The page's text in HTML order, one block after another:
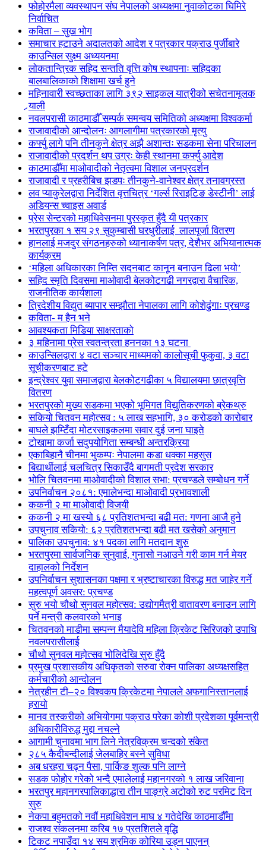
फोहोरमैला व्यवस्थापन संघ नेपालको अध्यक्षमा नुवाकोटका घिमिरे
निर्वाचित
कविता – सुख भोग
समाचार हटाउने अदालतको आदेश र पत्रकार पक्राउ पुर्जीबारे
काउन्सिल सुक्ष्म अध्ययनमा
लोकतान्त्रिक सहिद सन्तति वृत्ति कोष स्थापनाः सहिदका
बालबालिकाको शिक्षामा खर्च हुने
महिनावारी स्वच्छताका लागि ३९२ साइकल यात्रीको सचेतनामूलक
र्‍याली
नवलपरासी काठमाडौँ सम्पर्क समन्वय समितिको अध्यक्षमा विश्वकर्मा
राजावादीको आन्दोलनः आगलागीमा पत्रकारको मृत्यु
कर्फ्यु लागे पनि तीनकुने क्षेत्र अझै अशान्तः सडकमा सेना परिचालन
राजावादीको प्रदर्शन थप उग्रः केही स्थानमा कर्फ्यु आदेश
काठमाडौँमा माओवादीको नेतृत्वमा विशाल जनप्रदर्शन
राजावादी र प्रहरीबिच झडपः तीनकुने-वानेश्वर क्षेत्र तनावग्रस्त
लव प्याकुरेलद्वारा निर्देशित वृत्तचित्र ‘गर्ल्स रिराइटिङ डेस्टीनी’ लाई
अडियन्स च्वाइस अवार्ड
प्रेस सेन्टरको महाधिवेसनमा पुरस्कृत हुँदै यी पत्रकार
भरतपुरका १ सय २९ सुकुम्बासी घरधुरीलाई लालपूर्जा वितरण
हानलाई मजदुर संगठनहरुको ध्यानाकर्षण पत्र, देशैभर अभियानात्मक
कार्यक्रम
‘महिला अधिकारका निम्ति सदनबाट कानून बनाउन ढिला भयो’
सहिद स्मृति दिवसमा माओवादी बेलकोटगढी नगरद्वारा वैचारिक,
राजनीतिक कार्यशाला
त्रिदेशीय विद्युत ब्यापार सम्झौता नेपालका लागि कोशेढुंगाः प्रचण्ड
कविता- म हैन भने
आवश्यकता मिडिया साक्षरताको
३ महिनामा प्रेस स्वतन्त्रता हननका १३ घटना
काउन्सिलद्वारा ४ वटा सञ्चार माध्यमको कालोसूची फुकुवा, ३ वटा
सूचीकरणबाट हटे
इन्द्रेश्वर युवा समाजद्वारा बेलकोटगढीका ५ विद्यालयमा छात्रवृत्ति
वितरण
भरतपुरको मुख्य सडकमा भएको भूमिगत विद्युतिकरणको ब्रेकथ्रु
सकियो चितवन महोत्सव : ५ लाख सहभागि, ३० करोडको कारोबार
बाघले झम्टिँदा मोटरसाइकलमा सवार दुई जना घाइते
टोखामा कर्जा सदुपयोगिता सम्बन्धी अन्तरक्रिया
एकाबिहानै चीनमा भुकम्पः नेपालमा कडा धक्का महसुस
बिद्यार्थीलाई चलचित्र सिकाउँदै बागमती प्रदेश सरकार
भोलि चितवनमा माओवादीको विशाल सभा: प्रचण्डले सम्बोधन गर्ने
उपनिर्वाचन २०८१: एमालेभन्दा माओवादी प्रभावशाली
ककनी २ मा माओवादी विजयी
ककनी २ मा खस्यो ६८ प्रतिशतभन्दा बढी मत: गणना आजै हुने
उपचुनाव सकियो: ६२ प्रतिशतभन्दा बढी मत खसेको अनुमान
पालिका उपचुनाव: ४१ पदका लागि मतदान शुरु
भरतपुुरमा सार्वजनिक सुनुवाई, गुनासो नआउने गरी काम गर्न मेयर
दाहालको निर्देशन
उपनिर्वाचन सुशासनका पक्षमा र भ्रष्टाचारका विरुद्ध मत जाहेर गर्ने
महत्वपूर्ण अवसर: प्रचण्ड
सुरु भयो चौथो सुनवल महोत्सव: उद्योगमैत्री वातावरण बनाउन लागि
पर्ने मन्त्री कलवारको भनाइ
चितवनको माडीमा सम्पन्न मैयादेवि महिला क्रिकेट सिरिजको उपाधि
नवलपरासीलाई
चौथो सुनवल महोत्सव भोलिदेखि सुरु हुँदै
प्रमुख प्रशासकीय अधिकृतको सरुवा रोक्न पालिका अध्यक्षसहित
कर्मचारीको आन्दोलन
नेत्रहीन टी–२० विश्वकप क्रिकेटमा नेपालले अफगानिस्तानलाई
हरायो
मानव तस्करीको अभियोगमा पक्राउ परेका कोशी प्रदेशका पूर्वमन्त्री
अधिकारीविरुद्ध मुद्दा नचल्ने
आगामी चुनावमा भाग लिने नेत्रविक्रम चन्दको संकेत
२८५ कैदीबन्दीलाई जेलबाहिर बस्ने सुविधा
अब धरहरा चढ्न पैसा, पार्किङ शुल्क पनि लाग्ने
सडक फोहोर गरेको भन्दै एमालेलाई महानगरको १ लाख जरिवाना
भरतपुर महानगरपालिकाद्धारा तीन पाङ्ग्रे अटोको रुट परमिट दिन
सुरु
नेकपा बहुमतको नवौं महाधिवेशन माघ ४ गतेदेखि काठमाडौँमा
राजश्व संकलनमा करिब १७ प्रतशितले वृद्धि
टिकट नपाउँदा १४ सय श्रमिक कोरिया उड्न पाएनन्